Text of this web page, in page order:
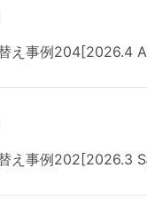
え事例204[2026.4
え事例202[2026.3